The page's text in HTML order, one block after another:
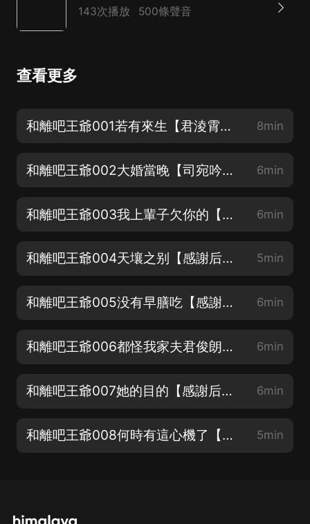
143次播放 500條聲音
查看更多
和離吧王爺001若有來生【君淩霄：景晨】 8min
和離吧王爺002大婚當晚【司宛吟：入木蘭亭】 6min
和離吧王爺003我上輩子欠你的【君逸恒：尉宸】 6min
和離吧王爺004天壤之别【感謝后期制作：南陌風暖】 5min
和離吧王爺005没有早膳吃【感謝后期制作：雲_清舞】 6min
和離吧王爺006都怪我家夫君俊朗不凡【感謝后期制作：空中樹_kzs】 6min
和離吧王爺007她的目的【感謝后期制作：火泡泡】 6min
和離吧王爺008何時有這心機了【老神醫：蛋沫傾聲_Vani】 5min